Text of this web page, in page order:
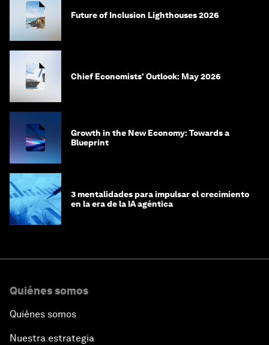
Future of Inclusion Lighthouses 2026
Chief Economists' Outlook: May 2026
Growth in the New Economy: Towards a
Blueprint
3 mentalidades para impulsar el crecimiento
en la era de la IA agéntica
Quiénes somos
Quiénes somos
Nuestra estrategia